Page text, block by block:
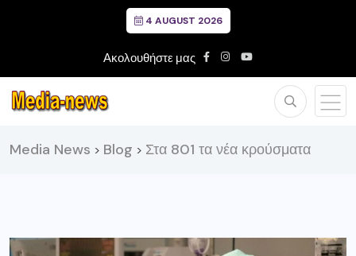
4 AUGUST 2026
Ακολουθήστε μας
Media News > Blog > Στα 801 τα νέα κρούσματα